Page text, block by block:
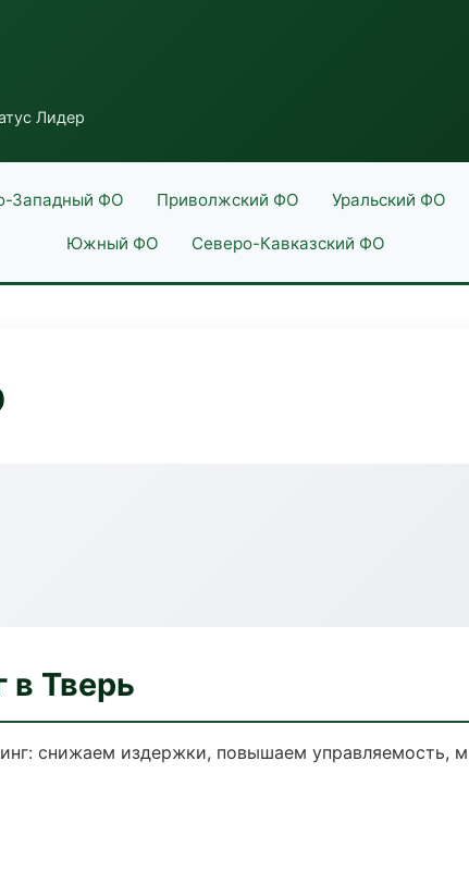
Лидер
Западный ФО Приволжский ФО Уральский ФО
Южный ФО Северо-Кавказский ФО
в Тверь
снижаем издержки, повышаем управляемость,